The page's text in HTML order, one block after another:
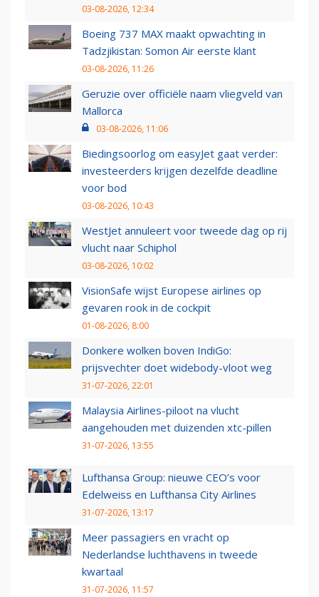
03-08-2026, 12:34
Boeing 737 MAX maakt opwachting in
Tadzjikistan: Somon Air eerste klant
03-08-2026, 11:26
Geruzie over officiële naam vliegveld van
Mallorca
03-08-2026, 11:06
Biedingsoorlog om easyJet gaat verder:
investeerders krijgen dezelfde deadline
voor bod
03-08-2026, 10:43
WestJet annuleert voor tweede dag op rij
vlucht naar Schiphol
03-08-2026, 10:02
VisionSafe wijst Europese airlines op
gevaren rook in de cockpit
01-08-2026, 8:00
Donkere wolken boven IndiGo:
prijsvechter doet widebody-vloot weg
31-07-2026, 22:01
Malaysia Airlines-piloot na vlucht
aangehouden met duizenden xtc-pillen
31-07-2026, 13:55
Lufthansa Group: nieuwe CEO’s voor
Edelweiss en Lufthansa City Airlines
31-07-2026, 13:17
Meer passagiers en vracht op
Nederlandse luchthavens in tweede
kwartaal
31-07-2026, 11:57